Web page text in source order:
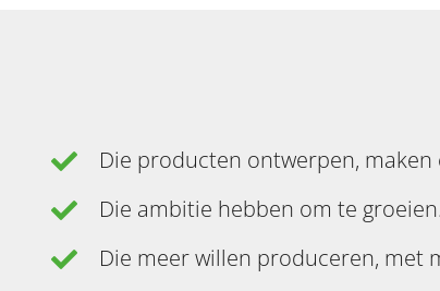
Die producten ontwerpen, maken
Die ambitie hebben om te groeien.
Die meer willen produceren, met